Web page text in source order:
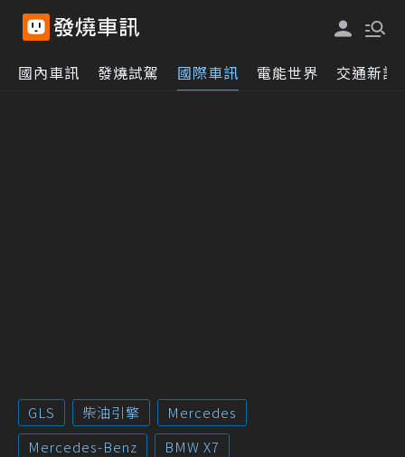
國內車訊 發燒試駕 國際車訊 電能世界 交通新訊
GLS 柴油引擎
Mercedes
Mercedes-Benz
BMW X7